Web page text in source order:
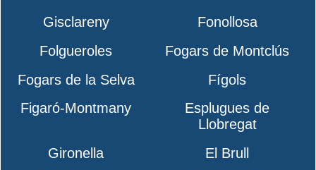
Gisclareny
Fonollosa
Folgueroles
Fogars de Montclús
Fogars de la Selva
Fígols
Figaró-Montmany
Esplugues de
Llobregat
Gironella
El Brull